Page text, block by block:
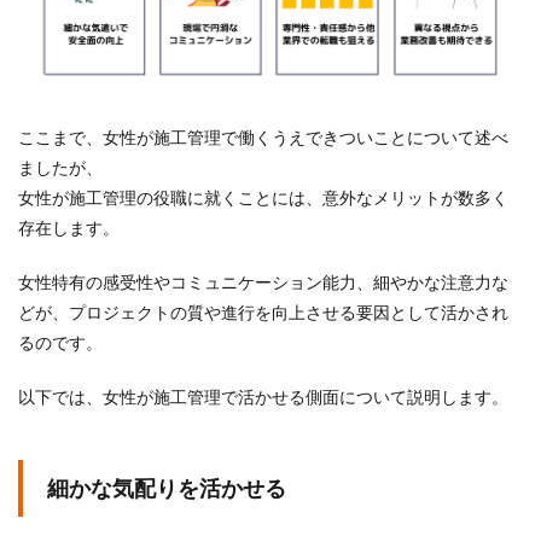
ここまで、女性が施工管理で働くうえできついことについて述べ
ましたが、
女性が施工管理の役職に就くことには、意外なメリットが数多く
存在します。
女性特有の感受性やコミュニケーション能力、細やかな注意力な
どが、プロジェクトの質や進行を向上させる要因として活かされ
るのです。
以下では、女性が施工管理で活かせる側面について説明します。
細かな気配りを活かせる